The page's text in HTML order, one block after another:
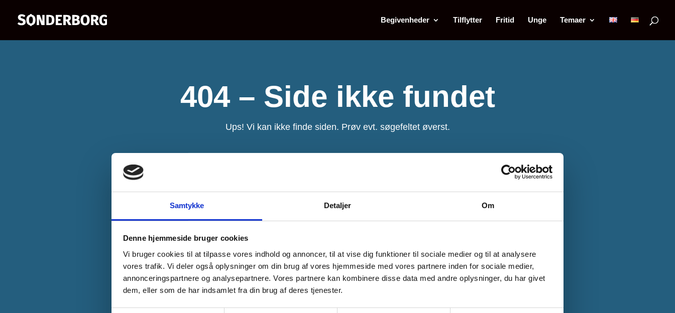
Samtykke Detaljer Om
Denne hjemmeside bruger cookies
Vi bruger cookies til at tilpasse vores indhold og annoncer, til at vise dig funktioner til sociale medier og til at analysere
vores trafik. Vi deler også oplysninger om din brug af vores hjemmeside med vores partnere inden for sociale medier,
annonceringspartnere og analysepartnere. Vores partnere kan kombinere disse data med andre oplysninger, du har givet
dem, eller som de har indsamlet fra din brug af deres tjenester.
Begivenheder Tilflytter Fritid Unge Temaer
404 – Side ikke fundet
Ups! Vi kan ikke finde siden. Prøv evt. søgefeltet øverst.